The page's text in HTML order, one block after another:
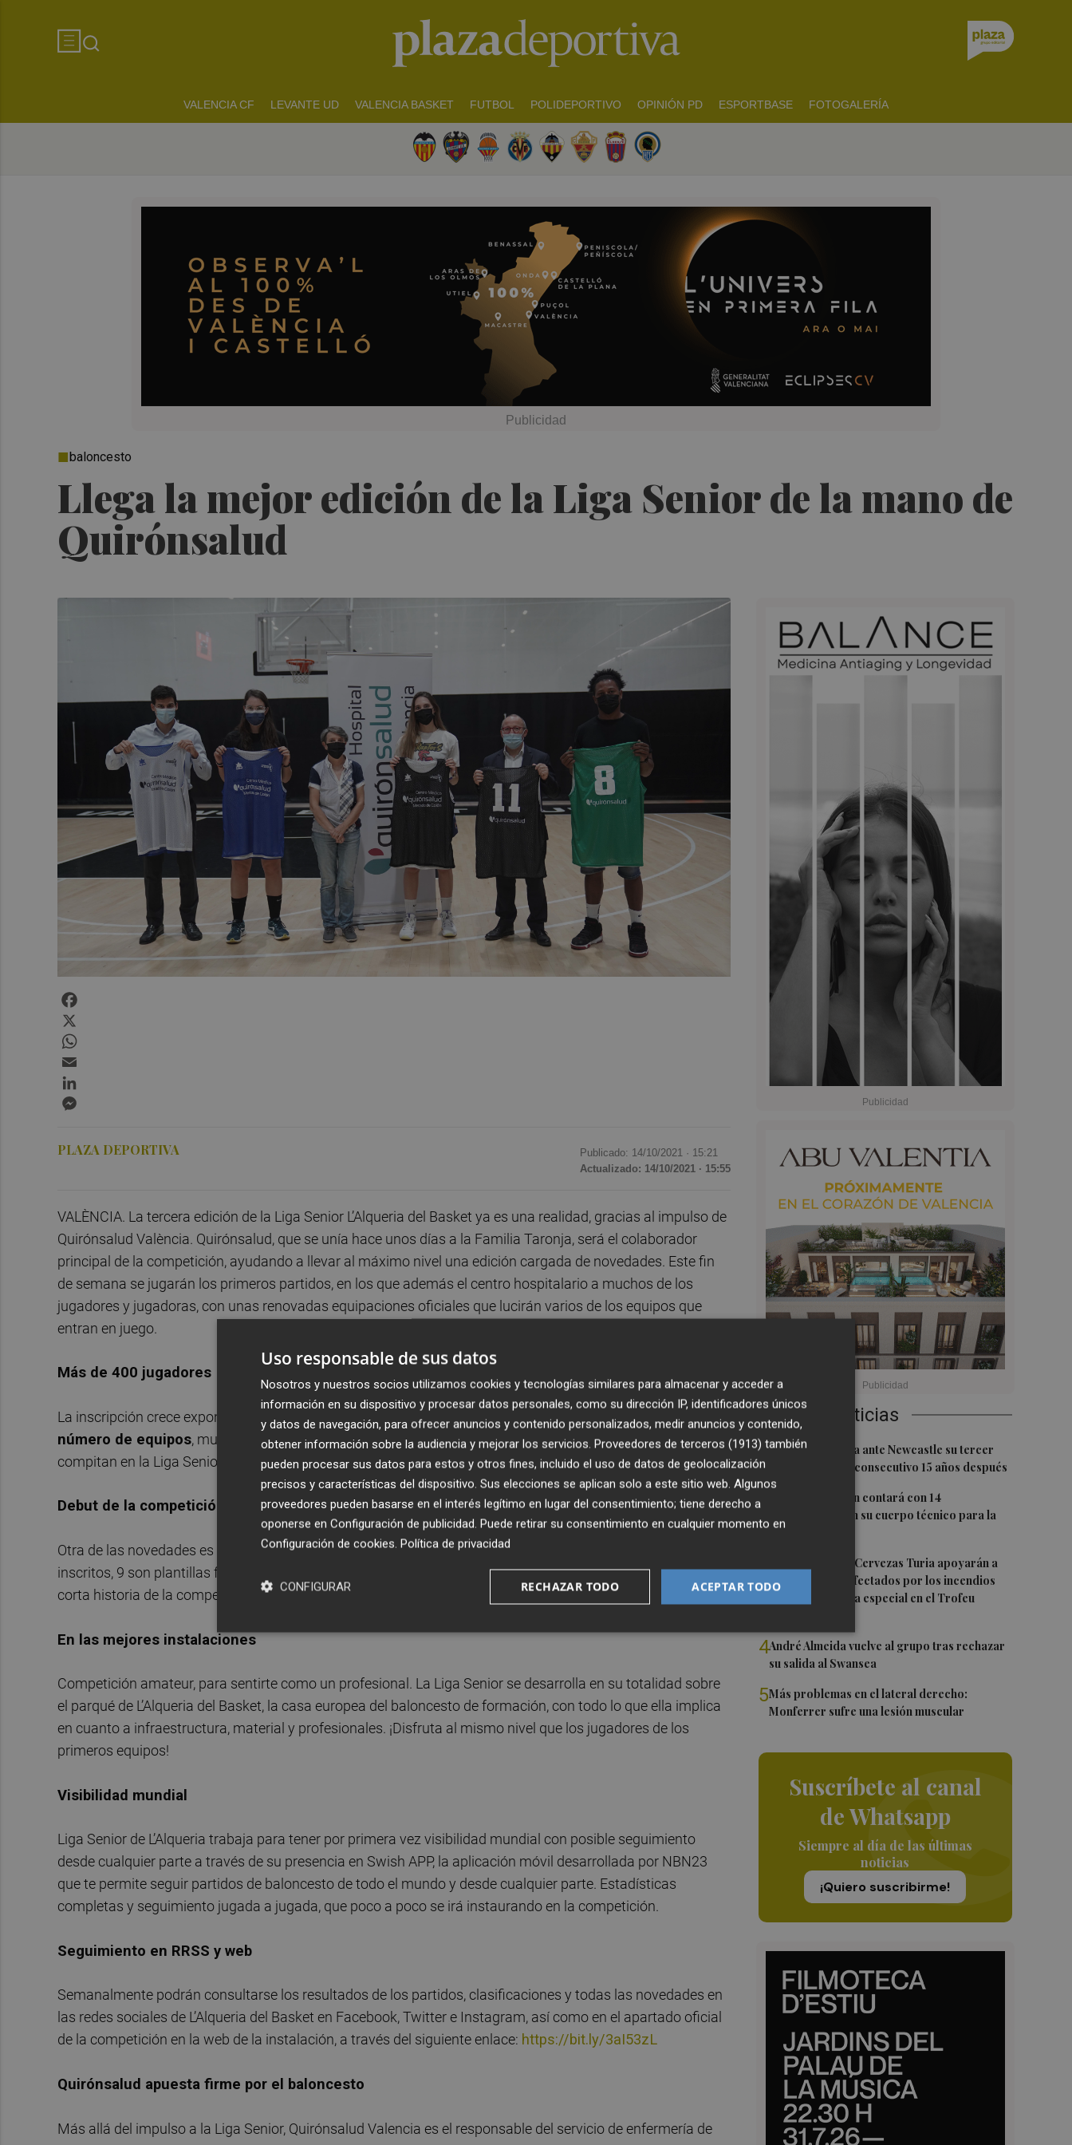
VALENCIA CF LEVANTE UD VALENCIA BASKET FUTBOL POLIDEPORTIVO OPINIÓN PD ESPORTBASE FOTOGALERÍA
Llega la mejor edición de la Liga Senior de la mano de
Quirónsalud
baloncesto
Últimas Noticias
1El Valencia busca ante Newcastle su tercer
Trofeo Naranja consecutivo 15 años después
2
Carlos Corberán contará con 14
profesionales en su cuerpo técnico para la
2026-27
3 El Valencia CF y Cervezas Turia apoyarán a
los hosteleros afectados por los incendios
con una iniciativa especial en el Trofeu
4André Almeida vuelve al grupo tras rechazar
su salida al Swansea
5Más problemas en el lateral derecho:
Monferrer sufre una lesión muscular
Suscríbete al canal
de Whatsapp
Siempre al día de las últimas
noticias
¡Quiero suscribirme!
PLAZA DEPORTIVA Publicado: 14/10/2021 · 15:21
Actualizado: 14/10/2021 · 15:55
VALÈNCIA. La tercera edición de la Liga Senior L’Alqueria del Basket ya es una realidad, gracias al impulso de
Quirónsalud València. Quirónsalud, que se unía hace unos días a la Familia Taronja, será el colaborador
principal de la competición, ayudando a llevar al máximo nivel una edición cargada de novedades. Este fin
de semana se jugarán los primeros partidos, en los que además el centro hospitalario a muchos de los
jugadores y jugadoras, con unas renovadas equipaciones oficiales que lucirán varios de los equipos que
entran en juego.
Más de 400 jugadores
La inscripción crece exponencialmente tras las dos primeras ediciones de la competición,duplicando el
número de equipos, muestra de lo satisfactorio de la experiencia. Serán en total 39 los equipos que
compitan en la Liga Senior esta temporada.
Debut de la competición femenina
Otra de las novedades es el estreno de la competición femenina de la Liga Senior. De los 39 equipos
inscritos, 9 son plantillas femeninas que lucharán por inscribir su nombre en el primer trofeo femenino en la
corta historia de la competición.
En las mejores instalaciones
Competición amateur, para sentirte como un profesional. La Liga Senior se desarrolla en su totalidad sobre
el parqué de L’Alqueria del Basket, la casa europea del baloncesto de formación, con todo lo que ella implica
en cuanto a infraestructura, material y profesionales. ¡Disfruta al mismo nivel que los jugadores de los
primeros equipos!
Visibilidad mundial
Liga Senior de L’Alqueria trabaja para tener por primera vez visibilidad mundial con posible seguimiento
desde cualquier parte a través de su presencia en Swish APP, la aplicación móvil desarrollada por NBN23
que te permite seguir partidos de baloncesto de todo el mundo y desde cualquier parte. Estadísticas
completas y seguimiento jugada a jugada, que poco a poco se irá instaurando en la competición.
Seguimiento en RRSS y web
Semanalmente podrán consultarse los resultados de los partidos, clasificaciones y todas las novedades en
las redes sociales de L’Alqueria del Basket en Facebook, Twitter e Instagram, así como en el apartado oficial
de la competición en la web de la instalación, a través del siguiente enlace: https://bit.ly/3aI53zL
Quirónsalud apuesta firme por el baloncesto
Más allá del impulso a la Liga Senior, Quirónsalud Valencia es el responsable del servicio de enfermería de
Uso responsable de sus datos
Nosotros y nuestros socios utilizamos cookies y tecnologías similares para almacenar y acceder a
información en su dispositivo y procesar datos personales, como su dirección IP, identificadores únicos
y datos de navegación, para ofrecer anuncios y contenido personalizados, medir anuncios y contenido,
obtener información sobre la audiencia y mejorar los servicios. Proveedores de terceros (1913) también
pueden procesar sus datos para estos y otros fines, incluido el uso de datos de geolocalización
precisos y características del dispositivo. Sus elecciones se aplican solo a este sitio web. Algunos
proveedores pueden basarse en el interés legítimo en lugar del consentimiento; tiene derecho a
oponerse en Configuración de publicidad. Puede retirar su consentimiento en cualquier momento en
Configuración de cookies. Política de privacidad
ACEPTAR TODO
RECHAZAR TODO
CONFIGURAR